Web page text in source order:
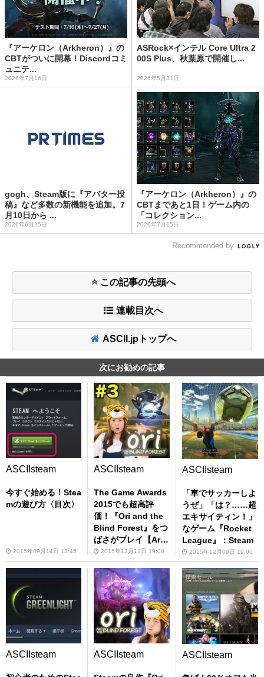
『アーケロン（Arkheron）』の
CBTがついに開幕！Discordコミ
ュニテ...
2026年7月16日
ASRock×インテル Core Ultra 2
00S Plus、秋葉原で開催し...
2026年5月31日
gogh、Steam版に『アバター投
稿』など多数の新機能を追加。7
月10日から ...
2026年6月25日
『アーケロン（Arkheron）』の
CBTまであと1日！ゲーム内の
「コレクション...
2026年7月15日
Recommended by
この記事の先頭へ
連載目次へ
ASCII.jpトップへ
次にお勧めの記事
ASCIIsteam
今すぐ始める！Stea
mの遊び方〈目次〉
2015年09月14日 13:45
ASCIIsteam
The Game Awards
2015でも超高評
価！『Ori and the
Blind Forest』をつ
ばさがプレイ【Art
Direction部門受賞
作】
2015年12月11日 19:00
ASCIIsteam
「車でサッカーしよ
うぜ」「は？……超
エキサイティン！」
なゲーム『Rocket
League』：Steam
2015年12月09日 19:00
ASCIIsteam ASCIIsteam ASCIIsteam